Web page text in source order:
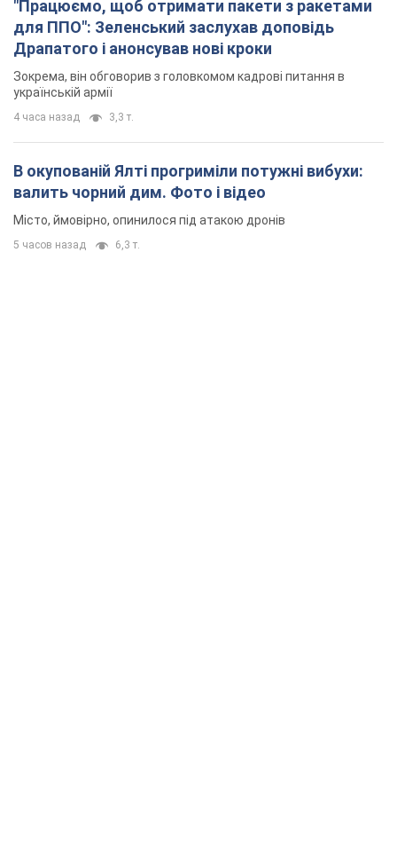
"Працюємо, щоб отримати пакети з ракетами
для ППО": Зеленський заслухав доповідь
Драпатого і анонсував нові кроки
Зокрема, він обговорив з головкомом кадрові питання в
українській армії
4 часа назад 3,3 т.
В окупованій Ялті прогриміли потужні вибухи:
валить чорний дим. Фото і відео
Місто, ймовірно, опинилося під атакою дронів
5 часов назад 6,3 т.